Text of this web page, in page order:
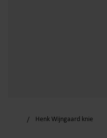
Henk Wijngaard knie